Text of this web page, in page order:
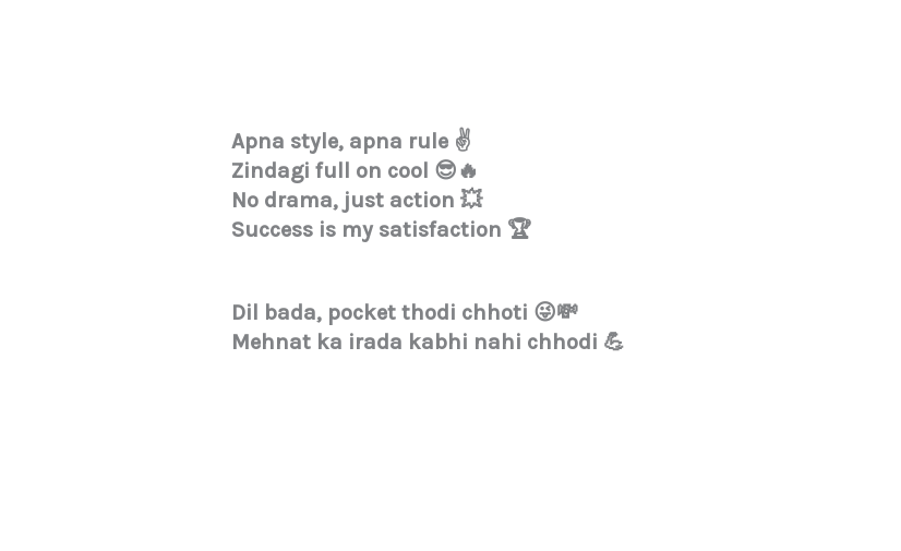
Apna style, apna rule ✌️
Zindagi full on cool 😎🔥
No drama, just action 💥
Success is my satisfaction 🏆
Dil bada, pocket thodi chhoti 😜💸
Mehnat ka irada kabhi nahi chhodi 💪